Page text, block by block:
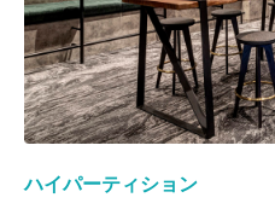
ハイパーティション